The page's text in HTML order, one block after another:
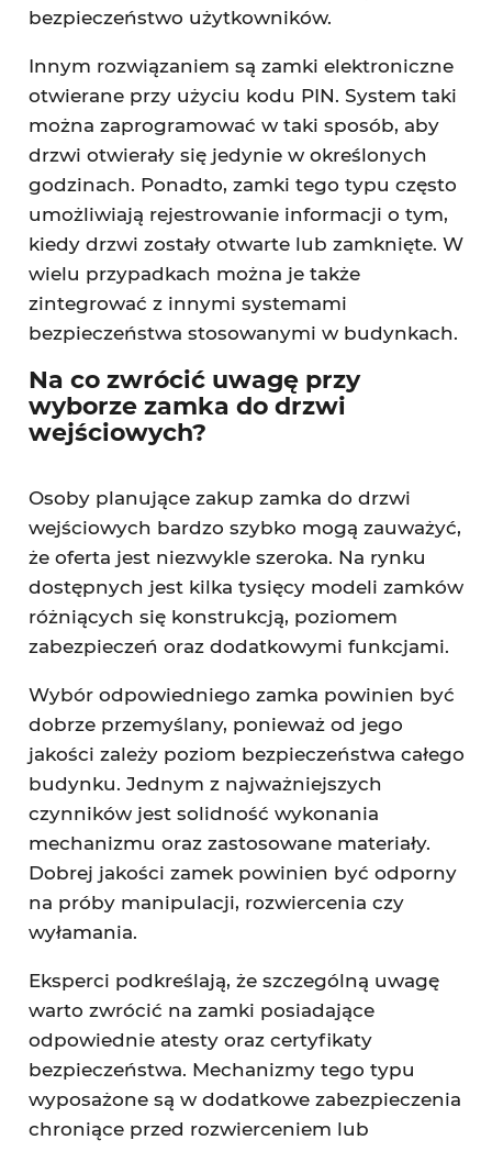
bezpieczeństwo użytkowników.
Innym rozwiązaniem są zamki elektroniczne
otwierane przy użyciu kodu PIN. System taki
można zaprogramować w taki sposób, aby
drzwi otwierały się jedynie w określonych
godzinach. Ponadto, zamki tego typu często
umożliwiają rejestrowanie informacji o tym,
kiedy drzwi zostały otwarte lub zamknięte. W
wielu przypadkach można je także
zintegrować z innymi systemami
bezpieczeństwa stosowanymi w budynkach.
Na co zwrócić uwagę przy
wyborze zamka do drzwi
wejściowych?
Osoby planujące zakup zamka do drzwi
wejściowych bardzo szybko mogą zauważyć,
że oferta jest niezwykle szeroka. Na rynku
dostępnych jest kilka tysięcy modeli zamków
różniących się konstrukcją, poziomem
zabezpieczeń oraz dodatkowymi funkcjami.
Wybór odpowiedniego zamka powinien być
dobrze przemyślany, ponieważ od jego
jakości zależy poziom bezpieczeństwa całego
budynku. Jednym z najważniejszych
czynników jest solidność wykonania
mechanizmu oraz zastosowane materiały.
Dobrej jakości zamek powinien być odporny
na próby manipulacji, rozwiercenia czy
wyłamania.
Eksperci podkreślają, że szczególną uwagę
warto zwrócić na zamki posiadające
odpowiednie atesty oraz certyfikaty
bezpieczeństwa. Mechanizmy tego typu
wyposażone są w dodatkowe zabezpieczenia
chroniące przed rozwierceniem lub